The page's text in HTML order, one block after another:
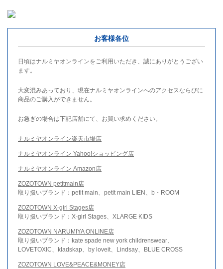
お客様各位
日頃はナルミヤオンラインをご利用いただき、誠にありがとうござい
ます。
大変混みあっており、現在ナルミヤオンラインへのアクセスならびに
商品のご購入ができません。
お急ぎの場合は下記店舗にて、お買い求めください。
ナルミヤオンライン楽天市場店
ナルミヤオンライン Yahoo!ショッピング店
ナルミヤオンライン Amazon店
ZOZOTOWN petitmain店
取り扱いブランド：petit main、petit main LIEN、b・ROOM
ZOZOTOWN X-girl Stages店
取り扱いブランド：X-girl Stages、XLARGE KIDS
ZOZOTOWN NARUMIYA ONLINE店
取り扱いブランド：kate spade new york childrenswear、
LOVETOXIC、kladskap、by loveit、Lindsay、BLUE CROSS
ZOZOTOWN LOVE&PEACE&MONEY店